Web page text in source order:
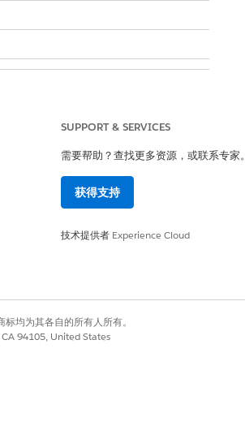
SUPPORT & SERVICES
需要帮助？查找更多资源，或联系专家。
获得支持
技术提供者 Experience Cloud
均为其各自的所有人所有。
94105, United States